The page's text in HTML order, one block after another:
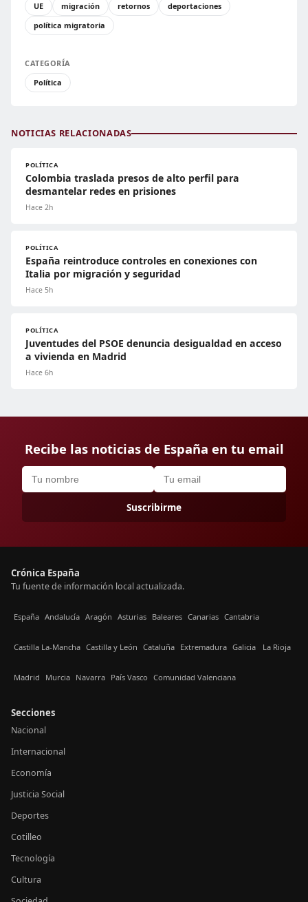
UE
migración retornos
deportaciones
política migratoria
CATEGORÍA
Política
NOTICIAS RELACIONADAS
POLÍTICA
Colombia traslada presos de alto perfil para
desmantelar redes en prisiones
Hace 2h
POLÍTICA
España reintroduce controles en conexiones con
Italia por migración y seguridad
Hace 5h
POLÍTICA
Juventudes del PSOE denuncia desigualdad en acceso
a vivienda en Madrid
Hace 6h
Recibe las noticias de España en tu email
Suscribirme
Crónica España
Tu fuente de información local actualizada.
España Andalucía Aragón Asturias Baleares Canarias Cantabria
Castilla La-Mancha Castilla y León Cataluña Extremadura Galicia La Rioja
Madrid Murcia Navarra País Vasco Comunidad Valenciana
Secciones
Nacional
Internacional
Economía
Justicia Social
Deportes
Cotilleo
Tecnología
Cultura